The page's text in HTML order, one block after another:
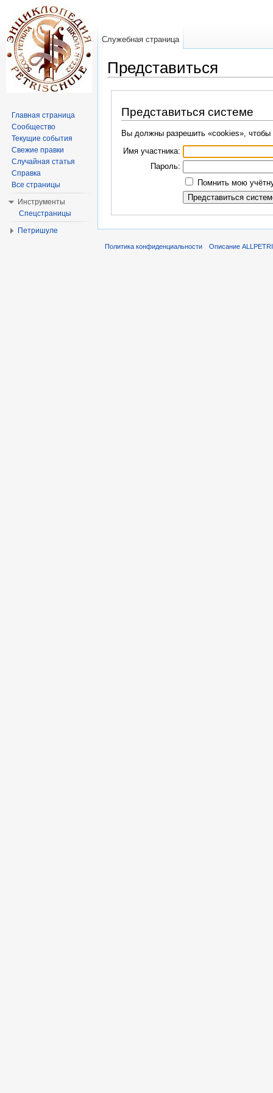
Представиться
Представиться системе
Вы должны разрешить «cookies», чтобы
Имя участника:
Пароль:
Помнить мою
Служебная страница
Главная страница
Сообщество
Текущие события
Свежие правки
Случайная статья
Справка
Все страницы
Инструменты
Спецстраницы
Петришуле
Политика конфиденциальности Описание